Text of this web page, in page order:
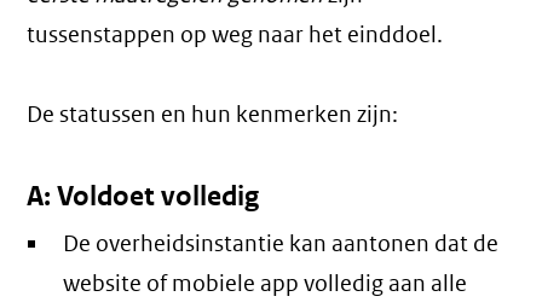
tussenstappen op weg naar het einddoel.
De statussen en hun kenmerken zijn:
A: Voldoet volledig
De overheidsinstantie kan aantonen dat de
website of mobiele app volledig aan alle